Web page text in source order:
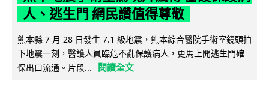
人、逃生門 網民讚值得尊敬
熊本縣 7 月 28 日發生 7.1 級地震，熊本綜合醫院手術室鏡頭拍
下地震一刻，醫護人員臨危不亂保護病人，更馬上開逃生門確
保出口流通。片段...
閱讀全文